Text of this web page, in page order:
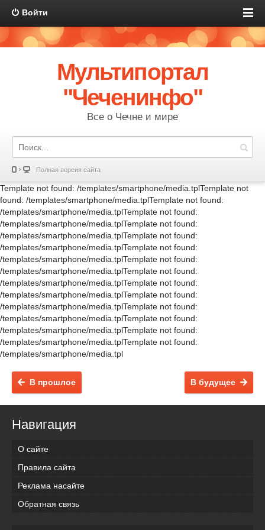
Войти
Мультипортал
"Чеченинфо"
Все о Чечне и мире
Полная версия сайта
Template not found: /templates/smartphone/media.tplTemplate not
found: /templates/smartphone/media.tplTemplate not found:
/templates/smartphone/media.tplTemplate not found:
/templates/smartphone/media.tplTemplate not found:
/templates/smartphone/media.tplTemplate not found:
/templates/smartphone/media.tplTemplate not found:
/templates/smartphone/media.tplTemplate not found:
/templates/smartphone/media.tplTemplate not found:
/templates/smartphone/media.tplTemplate not found:
/templates/smartphone/media.tplTemplate not found:
/templates/smartphone/media.tplTemplate not found:
/templates/smartphone/media.tplTemplate not found:
/templates/smartphone/media.tplTemplate not found:
/templates/smartphone/media.tplTemplate not found:
/templates/smartphone/media.tpl
В будущее
В прошлое
Навигация
О сайте
Правила сайта
Реклама насайте
Обратная связь